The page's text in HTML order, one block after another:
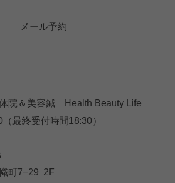
メール予約
院＆美容鍼 Health Beauty Life
最終受付時間18:30）
町7−29 2F